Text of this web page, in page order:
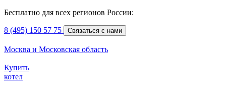
Бесплатно для всех регионов России:
8 (495) 150 57 75 Связаться с нами
Москва и Московская область
Купить
котел